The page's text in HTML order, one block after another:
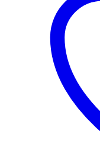
варіантів.
Параметри
можна
вибрати
сторінці
товару